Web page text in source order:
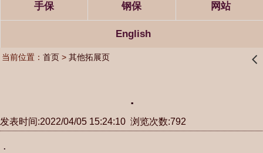
手保 钢保 网站
English
当前位置： 首页> 其他拓展页 󰊒
.
发表时间:2022/04/05 15:24:10 浏览次数:792
.